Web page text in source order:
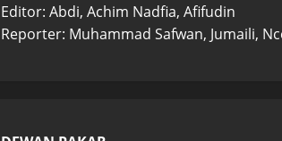
Editor: Abdi, Achim Nadfia, Afifudin
Reporter: Muhammad Safwan, Jumaili,